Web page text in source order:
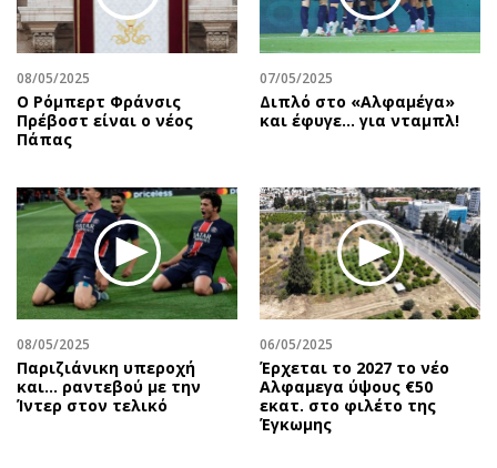
08/05/2025
Ο Ρόμπερτ Φράνσις
Πρέβοστ είναι ο νέος
Πάπας
07/05/2025
Διπλό στο «Αλφαμέγα»
και έφυγε… για νταμπλ!
08/05/2025
Παριζιάνικη υπεροχή
και... ραντεβού με την
Ίντερ στον τελικό
06/05/2025
Έρχεται το 2027 το νέο
Aλφαμεγα ύψους €50
εκατ. στο φιλέτο της
Έγκωμης